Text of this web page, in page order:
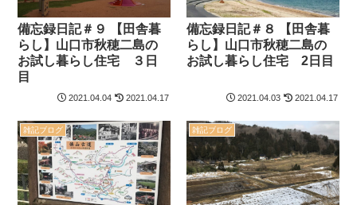
備忘録日記＃９ 【田舎暮
らし】山口市秋穂二島の
お試し暮らし住宅 ３日
目
2021.04.04 2021.04.17
備忘録日記＃８ 【田舎暮
らし】山口市秋穂二島の
お試し暮らし住宅 2日目
2021.04.03 2021.04.17
雑記ブログ 雑記ブログ